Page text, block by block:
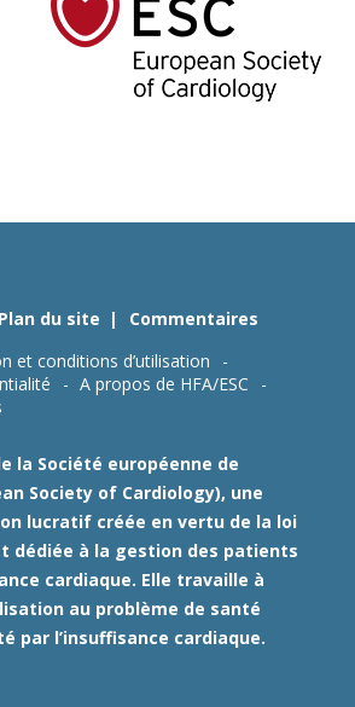
Plan du site
Commentaires
et conditions d’utilisation
A propos de HFA/ESC
la Société européenne de
Society of Cardiology), une
lucratif créée en vertu de la loi
dédiée à la gestion des patients
cardiaque. Elle travaille à
au problème de santé
par l’insuffisance cardiaque.